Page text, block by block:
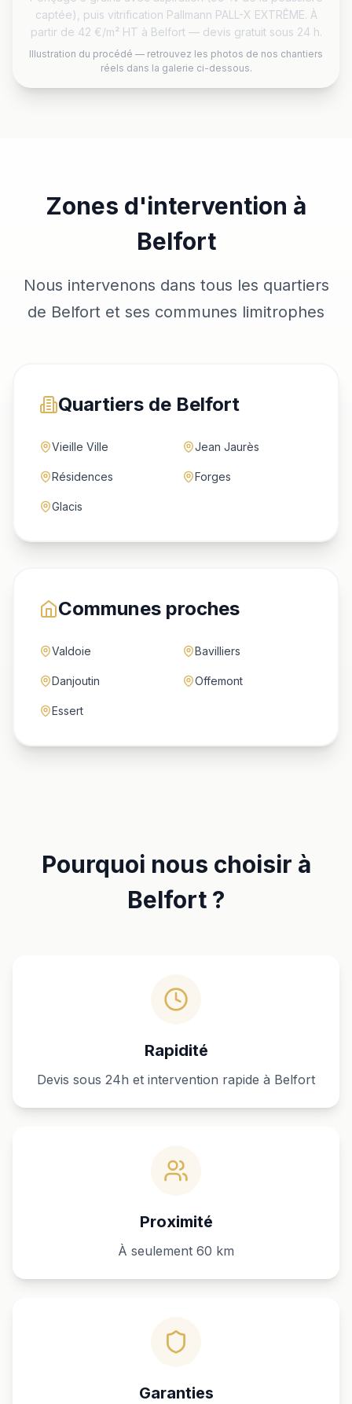
captée), puis vitrification Pallmann PALL-X EXTRÊME. À
partir de 42 €/m² HT à Belfort — devis gratuit sous 24 h.
Illustration du procédé — retrouvez les photos de nos chantiers
réels dans la galerie ci-dessous.
Zones d'intervention à
Belfort
Nous intervenons dans tous les quartiers
de Belfort et ses communes limitrophes
Quartiers de Belfort
Vieille Ville Jean Jaurès
Résidences Forges
Glacis
Communes proches
Valdoie Bavilliers
Danjoutin Offemont
Essert
Pourquoi nous choisir à
Belfort ?
Rapidité
Devis sous 24h et intervention rapide à Belfort
Proximité
À seulement 60 km
Garanties